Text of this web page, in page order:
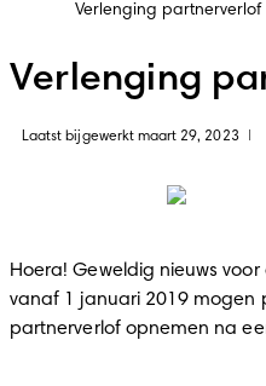
Verlenging partnerverlof
Verlenging
Laatst bijgewerkt maart 29, 2023
Hoera! Geweldig nieuws
vanaf 1 januari 2019 mogen
partnerverlof opnemen na